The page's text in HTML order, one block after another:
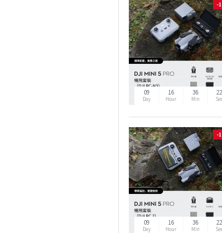
-
09
Day
16
Hour
36
Min
-
09
Day
16
Hour
36
Min